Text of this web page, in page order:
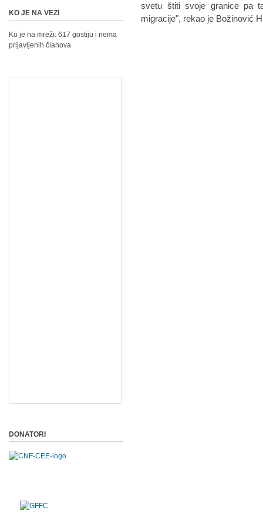
svetu štiti svoje granice pa
migracije", rekao je Božinović
KO JE NA VEZI
Ko je na mreži: 617 gostiju i nema
prijavljenih članova
DONATORI